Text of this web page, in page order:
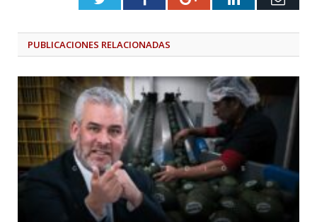
PUBLICACIONES RELACIONADAS